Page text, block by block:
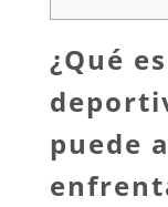
¿Qué
puede